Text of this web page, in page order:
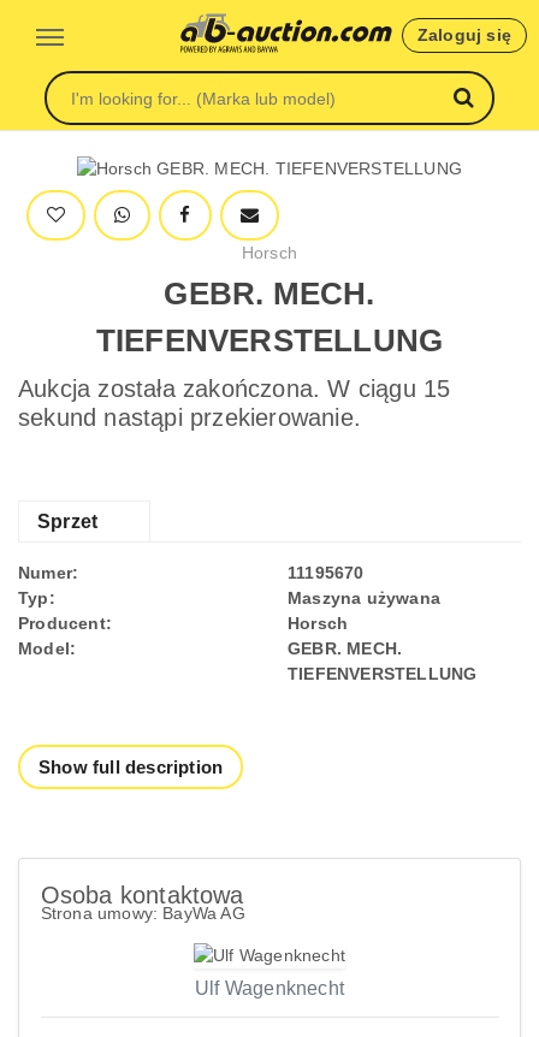
Zaloguj się
Horsch
GEBR. MECH.
TIEFENVERSTELLUNG
Aukcja została zakończona. W ciągu 15
sekund nastąpi przekierowanie.
Sprzet
Numer:
11195670
Typ:
Maszyna używana
Producent:
Horsch
Model:
GEBR. MECH.
TIEFENVERSTELLUNG
Show full description
Osoba kontaktowa
Strona umowy: BayWa AG
Ulf Wagenknecht